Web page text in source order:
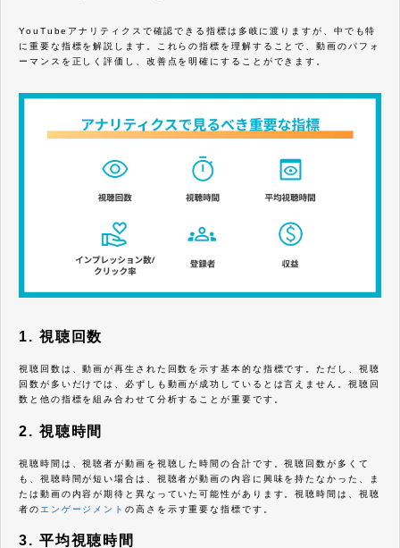
YouTubeアナリティクスで確認できる指標は多岐に渡りますが、中でも特
に重要な指標を解説します。これらの指標を理解することで、動画のパフォ
ーマンスを正しく評価し、改善点を明確にすることができます。
1. 視聴回数
視聴回数は、動画が再生された回数を示す基本的な指標です。ただし、視聴
回数が多いだけでは、必ずしも動画が成功しているとは言えません。視聴回
数と他の指標を組み合わせて分析することが重要です。
2. 視聴時間
視聴時間は、視聴者が動画を視聴した時間の合計です。視聴回数が多くて
も、視聴時間が短い場合は、視聴者が動画の内容に興味を持たなかった、ま
たは動画の内容が期待と異なっていた可能性があります。視聴時間は、視聴
者の エンゲージメントの高さを示す重要な指標です。
3. 平均視聴時間